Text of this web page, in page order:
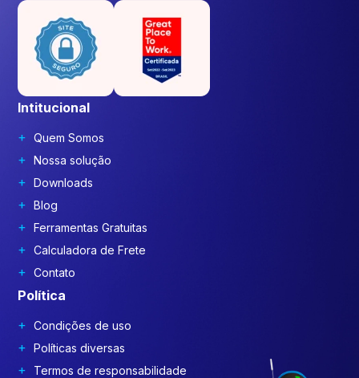
Intitucional
Quem Somos
Nossa solução
Downloads
Blog
Ferramentas Gratuitas
Calculadora de Frete
Contato
Política
Condições de uso
Políticas diversas
Termos de responsabilidade